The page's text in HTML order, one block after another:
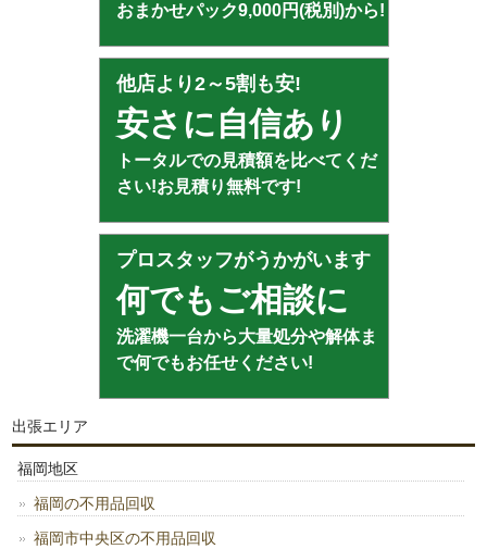
おまかせパック9,000円(税別)から!
他店より2～5割も安!
安さに自信あり
トータルでの見積額を比べてくだ
さい!お見積り無料です!
プロスタッフがうかがいます
何でもご相談に
洗濯機一台から大量処分や解体ま
で何でもお任せください!
出張エリア
福岡地区
福岡の不用品回収
福岡市中央区の不用品回収